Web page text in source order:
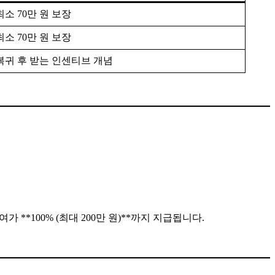
소 70만 원 보장
소 70만 원 보장
귀 후 받는 인센티브 개념
가 **100% (최대 200만 원)**까지 지급됩니다.